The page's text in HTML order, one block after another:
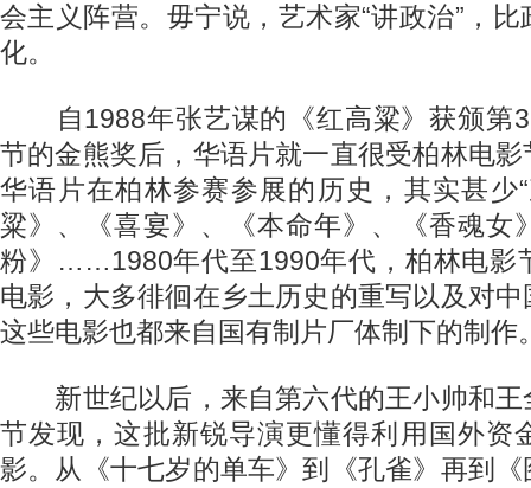
会主义阵营。毋宁说，艺术家“讲政治”，
化。
自1988年张艺谋的《红高粱》获颁第
节的金熊奖后，华语片就一直很受柏林电
华语片在柏林参赛参展的历史，其实甚少
粱》、《喜宴》、《本命年》、《香魂女
粉》……1980年代至1990年代，柏林电影
电影，大多徘徊在乡土历史的重写以及对
这些电影也都来自国有制片厂体制下的制作
新世纪以后，来自第六代的王小帅和王
节发现，这批新锐导演更懂得利用国外资
影。从《十七岁的单车》到《孔雀》再到